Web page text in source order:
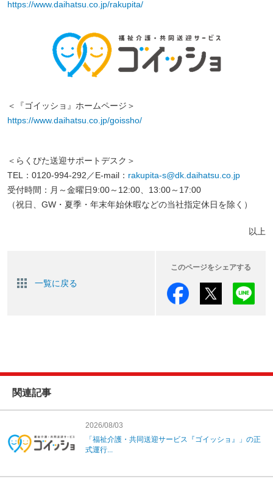
https://www.daihatsu.co.jp/rakupita/
＜『ゴイッショ』ホームページ＞
https://www.daihatsu.co.jp/goissho/
＜らくぴた送迎サポートデスク＞
TEL：0120-994-292／E-mail： rakupita-s@dk.daihatsu.co.jp
受付時間：月～金曜日9:00～12:00、13:00～17:00
（祝日、GW・夏季・年末年始休暇などの当社指定休日を除く）
以上
一覧に戻る
このページをシェアする
関連記事
2026/08/03
「福祉介護・共同送迎サービス『ゴイッショ』」の正
式運行...